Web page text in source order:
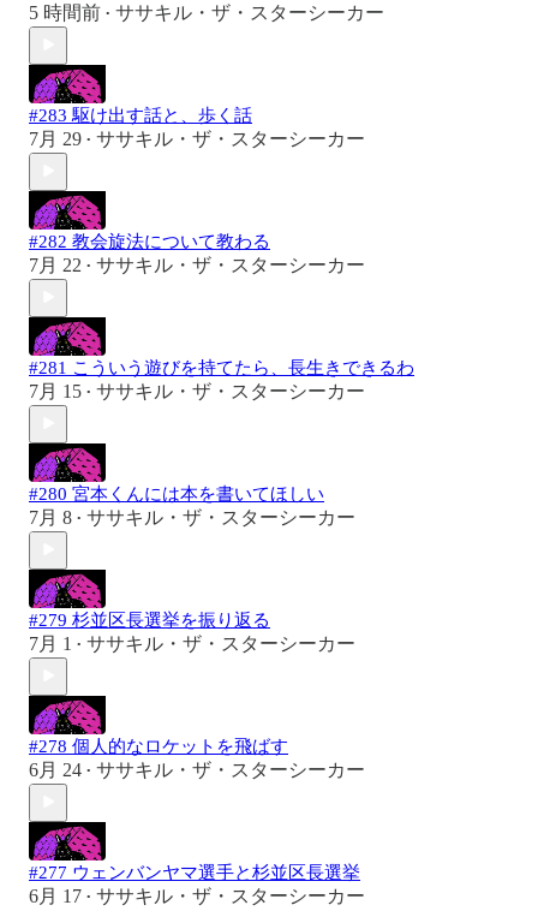
5 時間前 • ササキル・ザ・スターシーカー
#283 駆け出す話と、歩く話
7月 29 • ササキル・ザ・スターシーカー
#282 教会旋法について教わる
7月 22 • ササキル・ザ・スターシーカー
#281 こういう遊びを持てたら、長生きできるわ
7月 15 • ササキル・ザ・スターシーカー
#280 宮本くんには本を書いてほしい
7月 8 • ササキル・ザ・スターシーカー
#279 杉並区長選挙を振り返る
7月 1 • ササキル・ザ・スターシーカー
#278 個人的なロケットを飛ばす
6月 24 • ササキル・ザ・スターシーカー
#277 ウェンバンヤマ選手と杉並区長選挙
6月 17 • ササキル・ザ・スターシーカー